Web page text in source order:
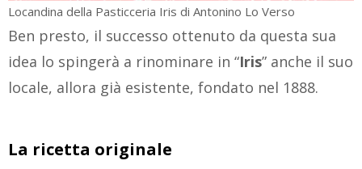
Locandina della Pasticceria Iris di Antonino Lo Verso
Ben presto, il successo ottenuto da questa sua
idea lo spingerà a rinominare in “Iris” anche il suo
locale, allora già esistente, fondato nel 1888.
La ricetta originale